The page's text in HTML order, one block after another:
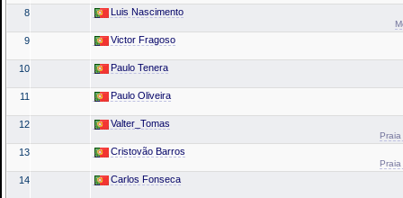
8 Luis Nascimento
9 Victor Fragoso
10 Paulo Tenera
11 Paulo Oliveira
12 Valter_Tomas
13 Cristovão Barros
14 Carlos Fonseca